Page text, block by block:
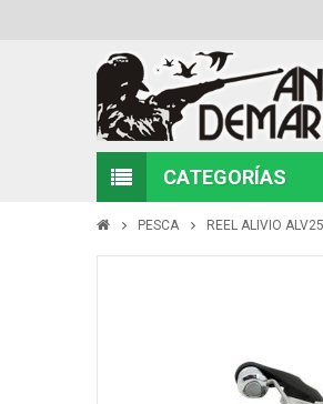
CATEGORÍAS
PESCA REEL ALIVIO